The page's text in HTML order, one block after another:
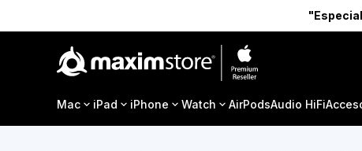
Mac iPad iPhone Watch AirPodsAudio HiFi